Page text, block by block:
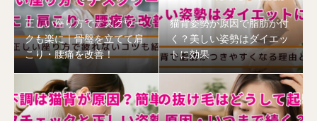
正しい座り方でデスクワー
クも楽に｜骨盤を立てて肩
こり・腰痛を改善！
猫背姿勢が原因で脂肪が付
く？美しい姿勢はダイエッ
トに効果